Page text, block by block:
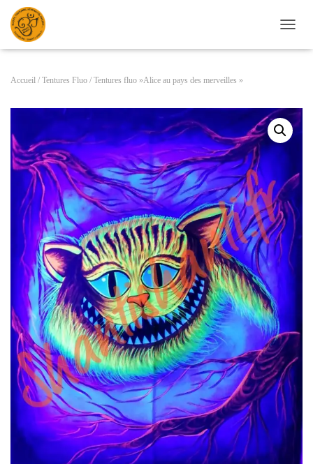
É
L
A
V
G
A
O
N
Accueil / Tentures Fluo / Tentures fluo »Alice au pays des merveilles »